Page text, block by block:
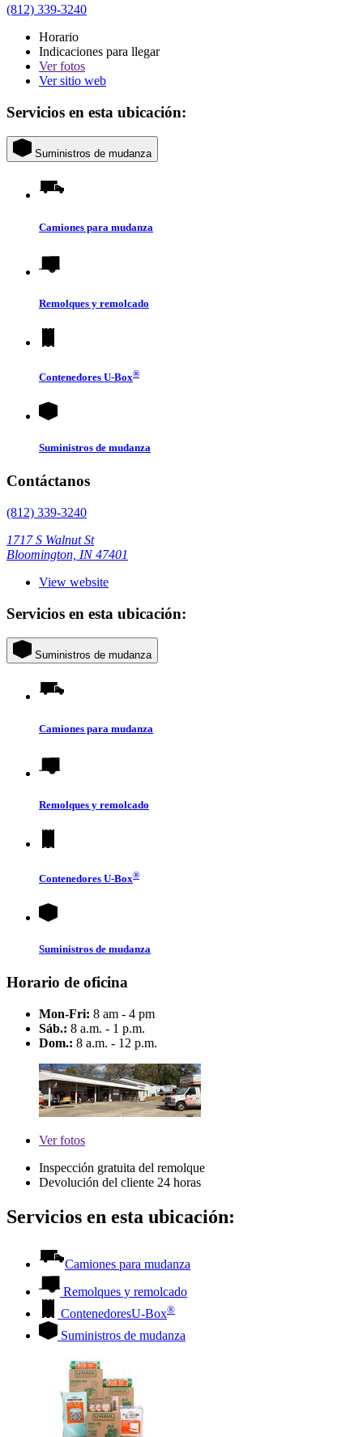
(812) 339-3240
Horario
Indicaciones para llegar
Verfotos
Ver sitio web
Servicios en esta ubicación:
Suministros de mudanza
Camiones para mudanza
Remolques y remolcado
Contenedores U-Box®
Suministros de mudanza
Contáctanos
(812) 339-3240
1717 S Walnut St
Bloomington, IN 47401
View website
Servicios en esta ubicación:
Suministros de mudanza
Camiones para mudanza
Remolques y remolcado
Contenedores U-Box®
Suministros de mudanza
Horario de oficina
Mon-Fri: 8 am - 4 pm
Sáb.: 8 a.m. - 1 p.m.
Dom.: 8 a.m. - 12 p.m.
Verfotos
Inspección gratuita del remolque
Devolución del cliente 24 horas
Servicios en esta ubicación:
Camiones para mudanza
Remolques y remolcado
ContenedoresU-Box®
Suministros de mudanza